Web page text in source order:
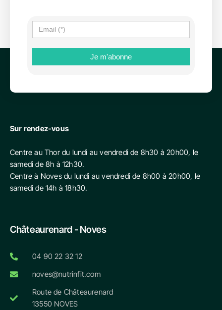
Sur rendez-vous
Centre au Thor du lundi au vendredi de 8h30 à 20h00, le
samedi de 8h à 12h30.
Centre à Noves du lundi au vendredi de 8h00 à 20h00, le
samedi de 14h à 18h30.
Châteaurenard - Noves
04 90 22 32 12
noves@nutrinfit.com
Route de Châteaurenard
13550 NOVES